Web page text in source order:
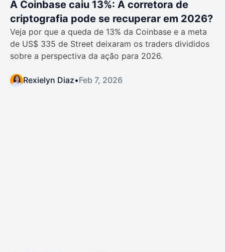
A Coinbase caiu 13%: A corretora de
criptografia pode se recuperar em 2026?
Veja por que a queda de 13% da Coinbase e a meta
de US$ 335 de Street deixaram os traders divididos
sobre a perspectiva da ação para 2026.
Rexielyn Diaz•Feb 7, 2026